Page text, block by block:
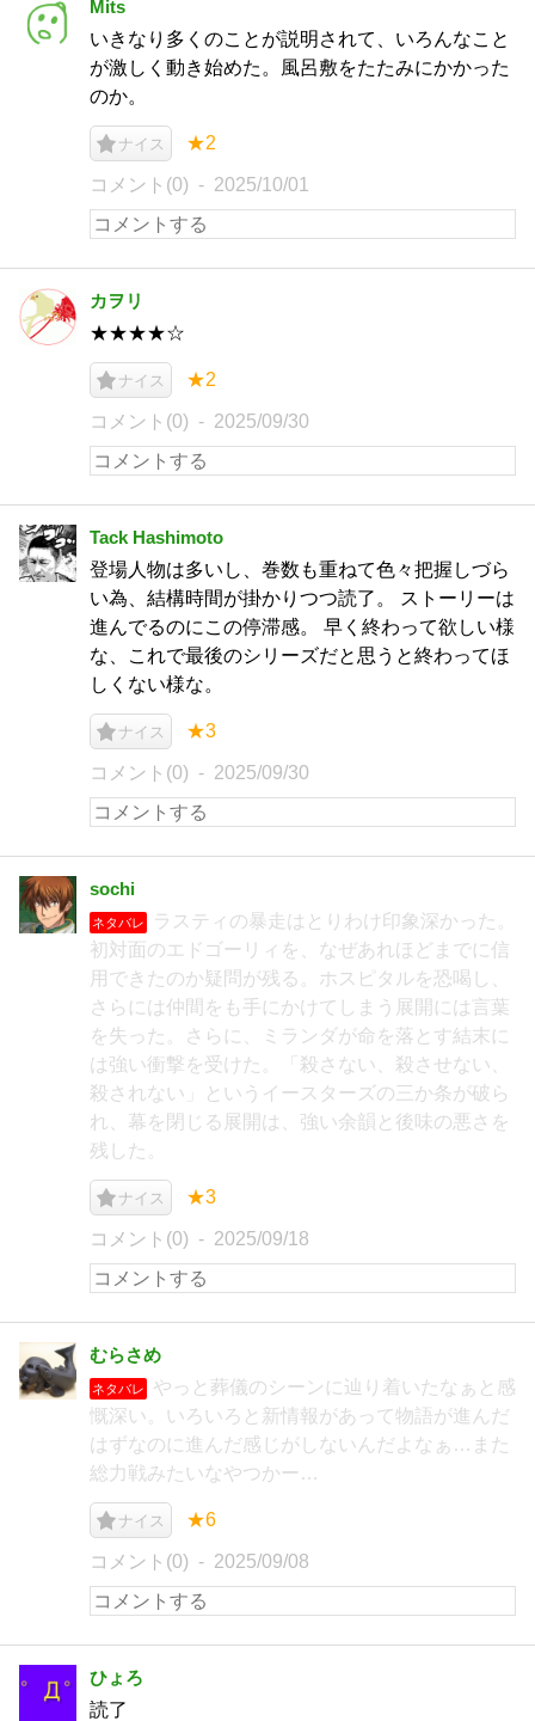
Mits
いきなり多くのことが説明されて、いろんなこと
が激しく動き始めた。風呂敷をたたみにかかった
のか。
ナイス ★2
コメント(0) 2025/10/01
カヲリ
★★★★☆
ナイス ★2
コメント(0) 2025/09/30
Tack Hashimoto
登場人物は多いし、巻数も重ねて色々把握しづら
い為、結構時間が掛かりつつ読了。 ストーリーは
進んでるのにこの停滞感。 早く終わって欲しい様
な、これで最後のシリーズだと思うと終わってほ
しくない様な。
ナイス ★3
コメント(0) 2025/09/30
sochi
ネタバレ
ラスティの暴走はとりわけ印象深かった。
初対面のエドゴーリィを、なぜあれほどまでに信
用できたのか疑問が残る。ホスピタルを恐喝し、
さらには仲間をも手にかけてしまう展開には言葉
を失った。さらに、ミランダが命を落とす結末に
は強い衝撃を受けた。「殺さない、殺させない、
殺されない」というイースターズの三か条が破ら
れ、幕を閉じる展開は、強い余韻と後味の悪さを
残した。
ナイス ★3
コメント(0) 2025/09/18
むらさめ
ネタバレ
やっと葬儀のシーンに辿り着いたなぁと感
慨深い。いろいろと新情報があって物語が進んだ
はずなのに進んだ感じがしないんだよなぁ…また
総力戦みたいなやつかー…
ナイス ★6
コメント(0) 2025/09/08
ひょろ
読了